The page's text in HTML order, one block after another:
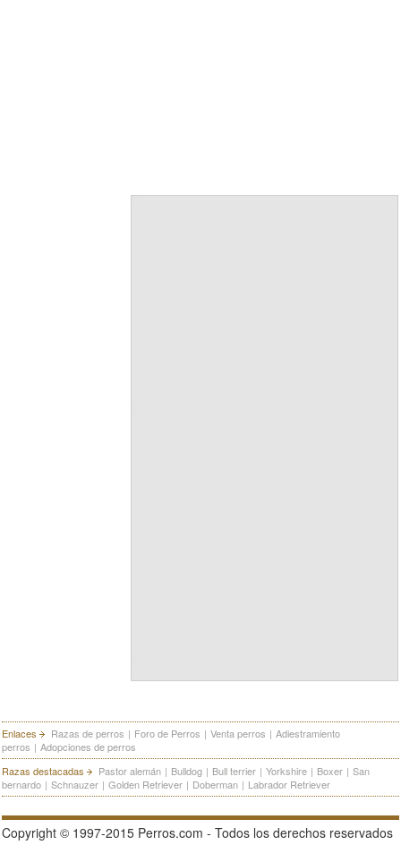
Enlaces Razas de perros | Foro de Perros | Venta perros | Adiestramiento
perros | Adopciones de perros
Razas destacadas
Pastor alemán | Bulldog | Bull terrier | Yorkshire | Boxer | San
bernardo | Schnauzer | Golden Retriever | Doberman | Labrador Retriever
Copyright © 1997-2015 Perros.com - Todos los derechos reservados